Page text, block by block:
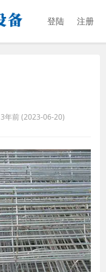
登陆 注册
3年前 (2023-06-20)